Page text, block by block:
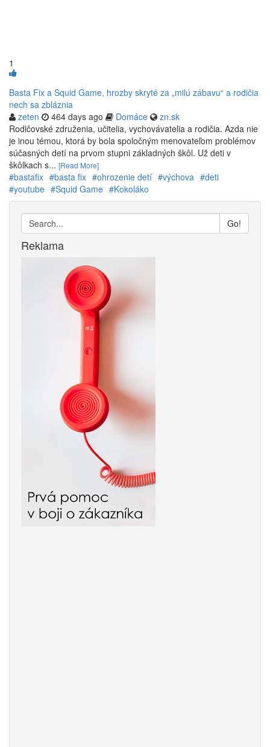
1
Basta Fix a Squid Game, hrozby skryté za „milú zábavu“ a rodičia
nech sa zbláznia
zeten
464 days ago Domáce
zn.sk
Rodičovské združenia, učitelia, vychovávatelia a rodičia. Azda nie
je inou témou, ktorá by bola spoločným menovateľom problémov
súčasných detí na prvom stupni základných škôl. Už deti v
škôlkach s... [Read More]
#bastafix #basta fix #ohrozenie detí #výchova #deti
#youtube #Squid Game #Kokoláko
Go!
Reklama